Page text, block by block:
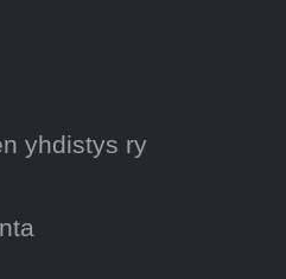
yhdistys ry